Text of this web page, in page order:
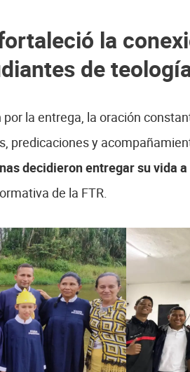
la
de
la entrega, la oración
predicaciones y
decidieron entregar su vida
de la FTR.